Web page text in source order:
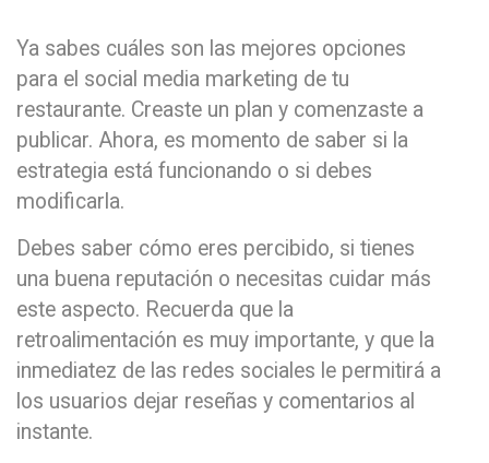
Ya sabes cuáles son las mejores opciones
para el social media marketing de tu
restaurante. Creaste un plan y comenzaste a
publicar. Ahora, es momento de saber si la
estrategia está funcionando o si debes
modificarla.
Debes saber cómo eres percibido, si tienes
una buena reputación o necesitas cuidar más
este aspecto. Recuerda que la
retroalimentación es muy importante, y que la
inmediatez de las redes sociales le permitirá a
los usuarios dejar reseñas y comentarios al
instante.